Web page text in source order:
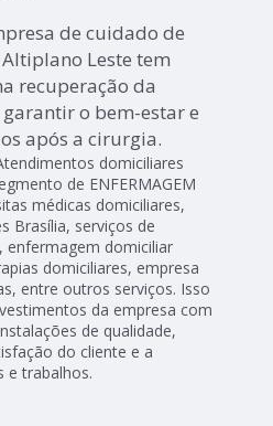
de cuidado de
Leste tem
recuperação da
o bem-estar e
após a cirurgia.
domiciliares
de ENFERMAGEM
médicas domiciliares,
Brasília, serviços de
enfermagem domiciliar
domiciliares, empresa
entre outros serviços. Isso
da empresa com
de qualidade,
do cliente e a
e trabalhos.